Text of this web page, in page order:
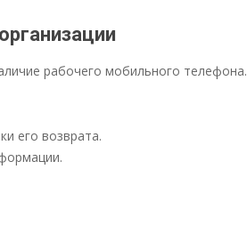
рабочего мобильного телефона.
его возврата.